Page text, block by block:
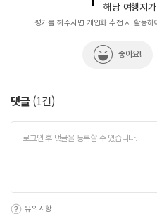
해당 여행지
평가를 해주시면 개인화 추천 시 활용
좋아요!
댓글 (1건)
유의사항